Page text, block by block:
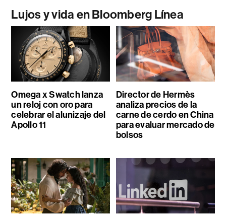
Lujos y vida en Bloomberg Línea
Omega x Swatch lanza
un reloj con oro para
celebrar el alunizaje del
Apollo 11
Director de Hermès
analiza precios de la
carne de cerdo en China
para evaluar mercado de
bolsos